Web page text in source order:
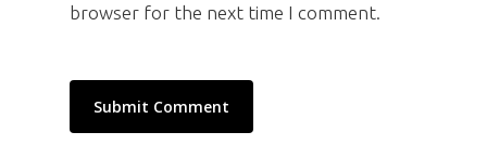
browser for the next time I comment.